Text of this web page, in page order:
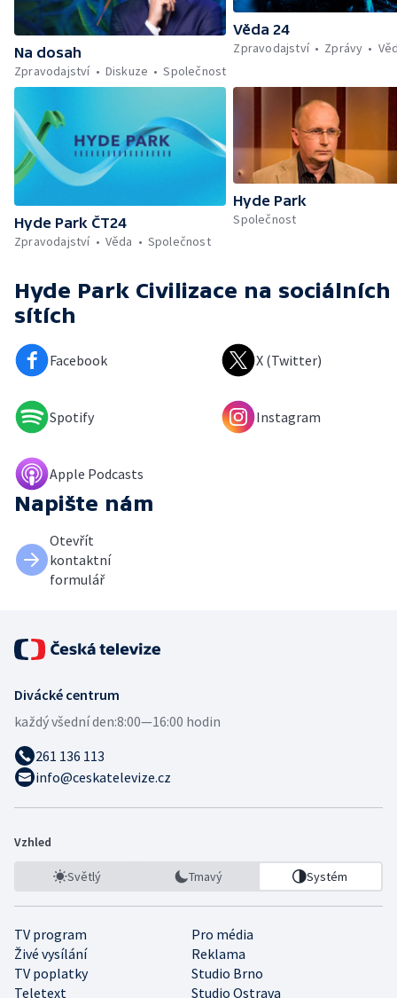
Na dosah
Zpravodajství
Diskuze Společnost
Věda 24
Zpravodajství
Zprávy
Hyde Park ČT24
Zpravodajství
Věda Společnost
Hyde Park
Společnost
Hyde Park Civilizace na sociálních
sítích
Facebook X (Twitter)
Spotify Instagram
Apple Podcasts
Napište nám
Otevřít
kontaktní
formulář
Divácké centrum
každý všední den:8:00—16:00 hodin
261 136 113
info@ceskatelevize.cz
Vzhled
Světlý Tmavý Systém
TV program
Pro média
Živé vysílání
Reklama
TV poplatky
Studio Brno
Teletext
Studio Ostrava